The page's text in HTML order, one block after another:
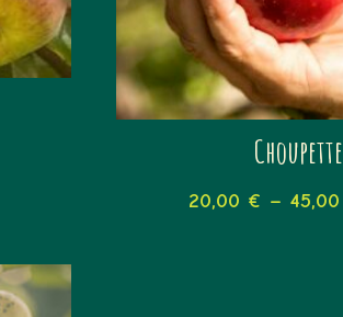
Choupette
20,00 € –45,00